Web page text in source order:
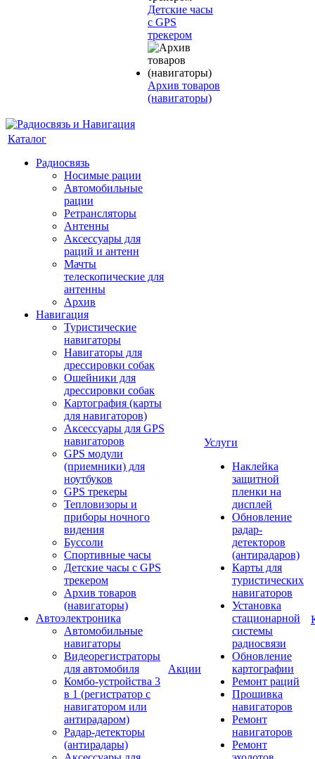
Детские часы
с GPS
трекером
Архив товаров
(навигаторы)
Каталог
Радиосвязь
Носимые рации
Автомобильные
рации
Ретрансляторы
Антенны
Аксессуары для
раций и антенн
Мачты
телескопические для
антенны
Архив
Навигация
Туристические
навигаторы
Навигаторы для
дрессировки собак
Ошейники для
дрессировки собак
Картография (карты
для навигаторов)
Аксессуары для GPS
навигаторов
GPS модули
(приемники) для
ноутбуков
GPS трекеры
Тепловизоры и
приборы ночного
видения
Буссоли
Спортивные часы
Детские часы с GPS
трекером
Архив товаров
(навигаторы)
Автоэлектроника
Автомобильные
навигаторы
Видеорегистраторы
для автомобиля
Комбо-устройства 3
в 1 (регистратор с
навигатором или
антирадаром)
Радар-детекторы
(антирадары)
Акции
Услуги
Наклейка
защитной
пленки на
дисплей
Обновление
радар-
детекторов
(антирадаров)
Карты для
туристических
навигаторов
Установка
стационарной
системы
радиосвязи
Обновление
картографии
Ремонт раций
Прошивка
навигаторов
Ремонт
навигаторов
Ремонт